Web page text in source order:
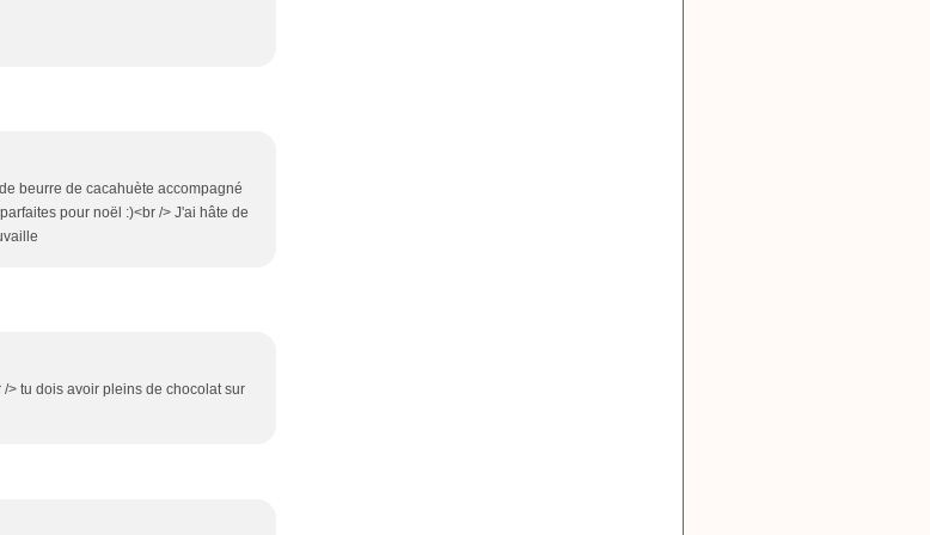
beurre de cacahuète accompagné
pour noël :)<br /> J'ai hâte de
tu dois avoir pleins de chocolat sur